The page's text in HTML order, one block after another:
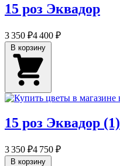
15 роз Эквадор
3 350 ₽4 400 ₽
15 роз Эквадор (1)
3 350 ₽4 750 ₽